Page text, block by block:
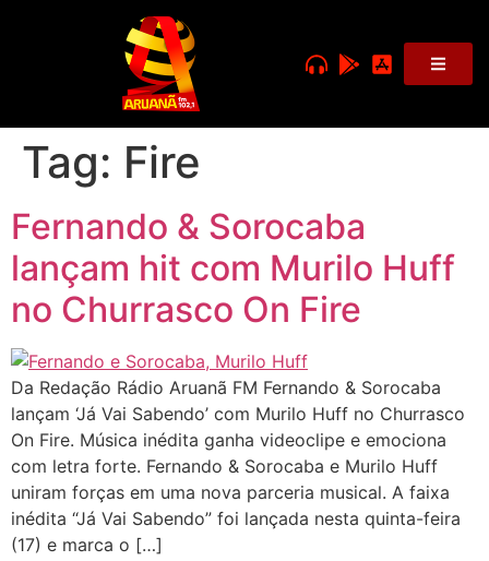
Tag: Fire
Fernando & Sorocaba
lançam hit com Murilo Huff
no Churrasco On Fire
Da Redação Rádio Aruanã FM Fernando & Sorocaba
lançam ‘Já Vai Sabendo’ com Murilo Huff no Churrasco
On Fire. Música inédita ganha videoclipe e emociona
com letra forte. Fernando & Sorocaba e Murilo Huff
uniram forças em uma nova parceria musical. A faixa
inédita “Já Vai Sabendo” foi lançada nesta quinta-feira
(17) e marca o […]